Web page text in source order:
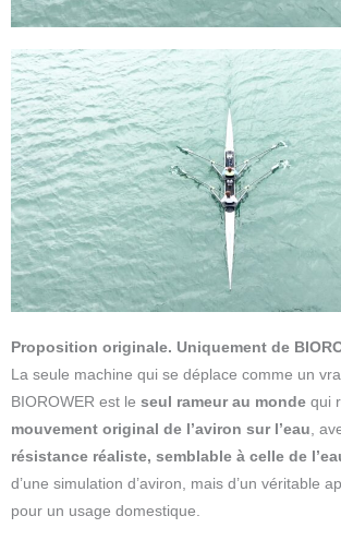
Proposition originale. Uniquement de
La seule machine qui se déplace comme un
BIOROWER est le seul rameur au monde qui
mouvement original de l’aviron sur l’eau ,
résistance réaliste, semblable à celle de
d’une simulation d’aviron, mais d’un véritable
pour un usage domestique.